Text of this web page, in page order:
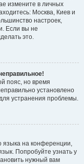
измените в личных
Москва, Киев и
настроек,
Если вы не
это.
пояс, но время
установлено
устранения проблемы.
языка на конференции,
Попробуйте узнать у
нужный вам